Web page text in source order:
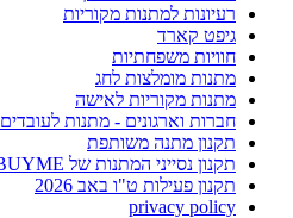
רעיונות למתנות מקוריות
גיפט קארד
חוויות משפחתיות
מתנות מומלצות לחג
מתנות מקוריות לאישה
חברות וארגונים - מתנות לעובדים
תקנון מתנה משותפת
תקנון נסייני המתנות של BUYME
תקנון פעילות ט"ו באב 2026
privacy policy